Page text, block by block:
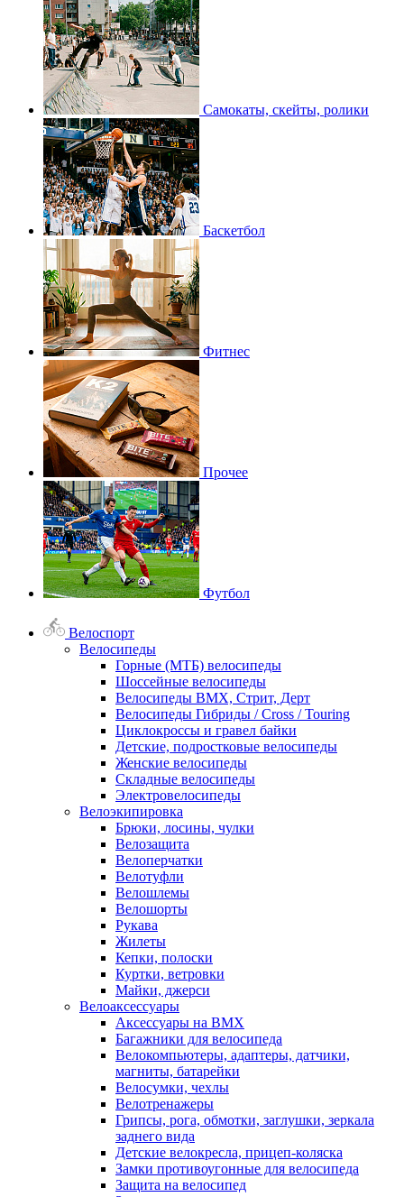
Самокаты, скейты, ролики
Баскетбол
Фитнес
Прочее
Футбол
Велоспорт
Велосипеды
Горные (МТБ) велосипеды
Шоссейные велосипеды
Велосипеды BMX, Стрит, Дерт
Велосипеды Гибриды / Cross / Touring
Циклокроссы и гравел байки
Детские, подростковые велосипеды
Женские велосипеды
Складные велосипеды
Электровелосипеды
Велоэкипировка
Брюки, лосины, чулки
Велозащита
Велоперчатки
Велотуфли
Велошлемы
Велошорты
Рукава
Жилеты
Кепки, полоски
Куртки, ветровки
Майки, джерси
Велоаксессуары
Аксессуары на BMX
Багажники для велосипеда
Велокомпьютеры, адаптеры, датчики,
магниты, батарейки
Велосумки, чехлы
Велотренажеры
Грипсы, рога, обмотки, заглушки, зеркала
заднего вида
Детские велокресла, прицеп-коляска
Замки противоугонные для велосипеда
Защита на велосипед